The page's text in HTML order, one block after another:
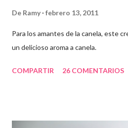
De Ramy febrero 13, 2011
Para los amantes de la canela, este
un delicioso aroma a canela.
COMPARTIR 26 COMENTARIOS